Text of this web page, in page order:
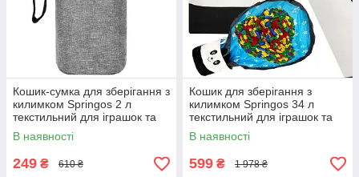
Кошик-сумка для зберігання з
килимком Springos 2 л
текстильний для іграшок та
аксесуарів HA0130
В наявності
249 ₴ 610 ₴
Кошик для зберігання з
килимком Springos 34 л
текстильний для іграшок та
аксесуарів HA0134
В наявності
599 ₴ 1 978 ₴